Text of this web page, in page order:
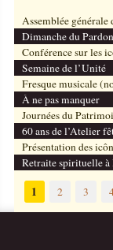
Assemblée générale
Dimanche du Pardon
Conférence sur les
Semaine de l’Unité
Fresque musicale
À ne pas manquer
Journées du
60 ans de l’Atelier
Présentation des
Retraite spirituelle à
1 2 3